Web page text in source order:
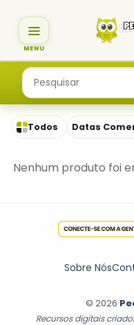
content
Pesquisar
por:
Todos Datas
Nenhum produto foi
Sobre Nós
© 2026
Recursos digitais